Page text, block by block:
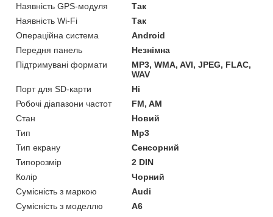
Наявність GPS-модуля
Так
Наявність Wi-Fi
Так
Операційна система
Android
Передня панель
Незнімна
Підтримувані формати
MP3, WMA, AVI, JPEG, FLAC,
WAV
Порт для SD-карти
Ні
Робочі діапазони частот
FM, AM
Стан
Новий
Тип
Mp3
Тип екрану
Сенсорний
Типорозмір
2 DIN
Колір
Чорний
Сумісність з маркою
Audi
Сумісність з моделлю
A6